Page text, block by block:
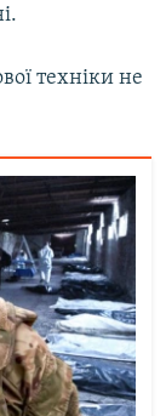
техніки не